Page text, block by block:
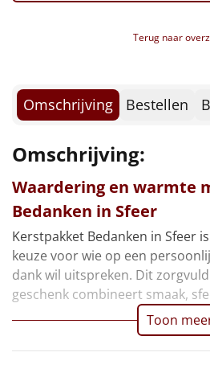
Borrelplank
NIEUW
Slowcooker
Noodradio NIEUW
Deken (fleece plaid)
Alle artikelen
Overige
Ideeën
Doe het zelf
Kerstkoekjes, 80 gr
Terug naar
Omschrijving Bestellen
Omschrijving:
Waardering en warmte
Bedanken in Sfeer
Kerstpakket Bedanken in Sfeer
keuze voor wie op een
dank wil uitspreken. Dit
geschenk combineert smaak,
Toon